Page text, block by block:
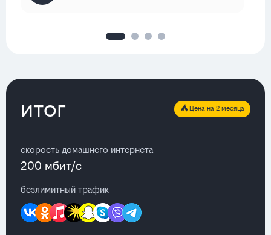
итог Цена на 2 месяца
скорость домашнего интернета
200 мбит/с
безлимитный трафик